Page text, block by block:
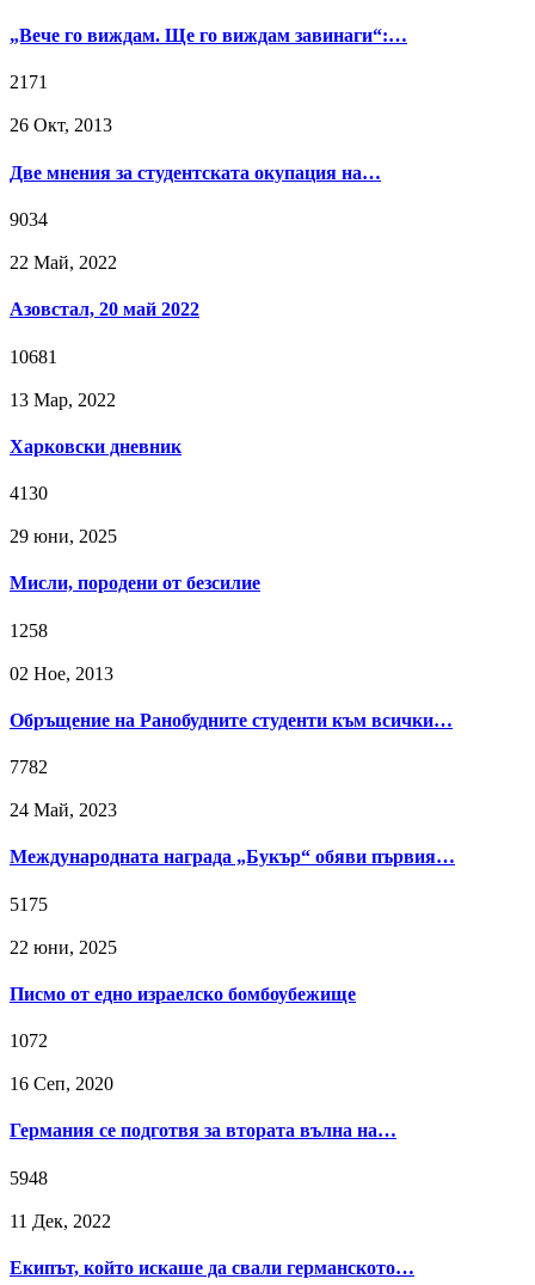
„Вече го виждам. Ще го виждам завинаги“:…
2171
26 Окт, 2013
Две мнения за студентската окупация на…
9034
22 Май, 2022
Азовстал, 20 май 2022
10681
13 Мар, 2022
Харковски дневник
4130
29 юни, 2025
Мисли, породени от безсилие
1258
02 Ное, 2013
Обръщение на Ранобудните студенти към всички…
7782
24 Май, 2023
Международната награда „Букър“ обяви първия…
5175
22 юни, 2025
Писмо от едно израелско бомбоубежище
1072
16 Сeп, 2020
Германия се подготвя за втората вълна на…
5948
11 Дек, 2022
Екипът, който искаше да свали германското…